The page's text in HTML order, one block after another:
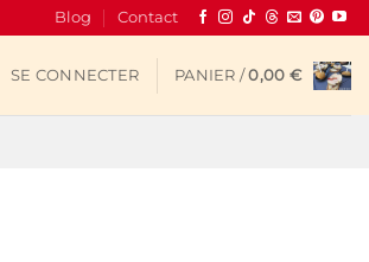
Blog Contact
SE CONNECTER PANIER /0,00 €